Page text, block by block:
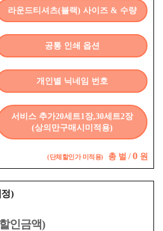
라운드티셔츠(블랙) 사이즈 & 수량
공통 인쇄 옵션
개인별 닉네임 번호
서비스 추가20세트1장,30세트2장
(상의만구매시미적용)
(단체할인가 미적용) 총 벌 / 0 원
)
인금액)